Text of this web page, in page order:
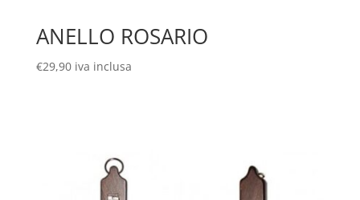
ANELLO ROSARIO
€29,90 iva inclusa